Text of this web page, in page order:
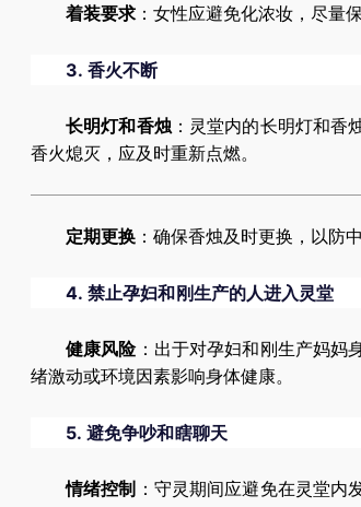
着装要求 ：女性应避免化浓妆，尽量
3.香火不断
长明灯和香烛：灵堂内的长明灯和香
香火熄灭，应及时重新点燃。
定期更换 ：确保香烛及时更换，以防
4.禁止孕妇和刚生产的人进入灵堂
健康风险：出于对孕妇和刚生产妈妈
绪激动或环境因素影响身体健康。
5.避免争吵和瞎聊天
情绪控制
：守灵期间应避免在灵堂